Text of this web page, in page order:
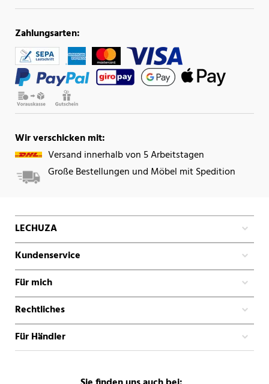
Zahlungsarten:
Wir verschicken mit:
Versand innerhalb von 5 Arbeitstagen
Große Bestellungen und Möbel mit Spedition
LECHUZA
Kundenservice
Für mich
Rechtliches
Für Händler